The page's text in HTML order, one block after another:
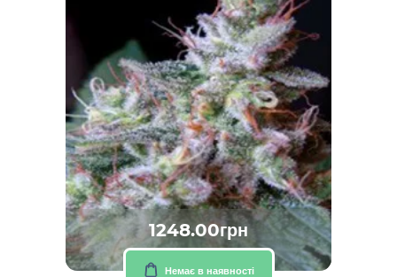
1248.00грн
Немає в наявності